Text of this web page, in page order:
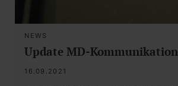
NEWS
Update MD-Kommunikation
16.09.2021